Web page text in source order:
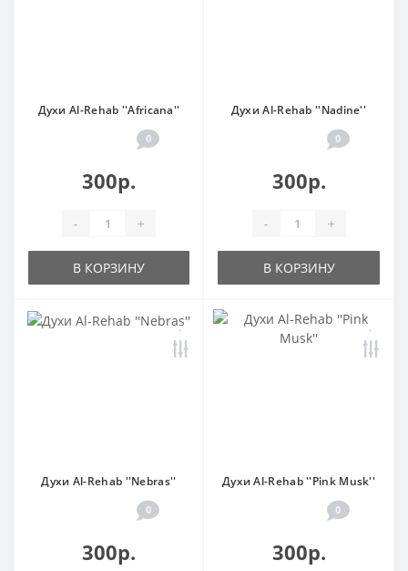
Духи Al-Rehab ''Africana''
0
300р.
- +
В КОРЗИНУ
Духи Al-Rehab ''Nadine''
0
300р.
- +
В КОРЗИНУ
Духи Al-Rehab ''Nebras''
0
300р.
Духи Al-Rehab ''Pink Musk''
0
300р.